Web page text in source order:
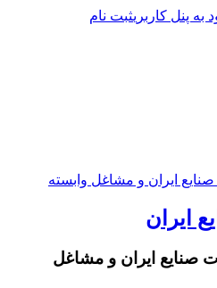
به پنل کاربریثبت نام
ایران
صنایع ایران و مشاغل